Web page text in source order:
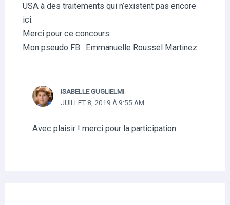
USA à des traitements qui n’existent pas encore
ici.
Merci pour ce concours.
Mon pseudo FB : Emmanuelle Roussel Martinez
ISABELLE GUGLIELMI
JUILLET 8, 2019 À 9:55 AM
Avec plaisir ! merci pour la participation